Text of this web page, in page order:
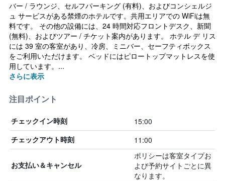
バー / ラウンジ、セルフパーキング (有料)、およびコンシェルジ
ュ サービスがある禁煙のホテルです。共用エリアでの WiFiは無
料です。 その他の設備には、24 時間対応フロントデスク、新聞
(無料)、およびツアー / チケット案内があります。 ホテル デ リス
には 39 室の客室があり、冷房、ミニバー、セーフティボックス
をご利用いただけます。 ベッドにはピロートップマットレスを使
用しています。...
さらに表示
注目ポイント
チェックイン時刻 15:00
チェックアウト時刻 11:00
お支払い＆キャンセル
ポリシーは客室タイプお
よび予約サイトごとに異
なります。